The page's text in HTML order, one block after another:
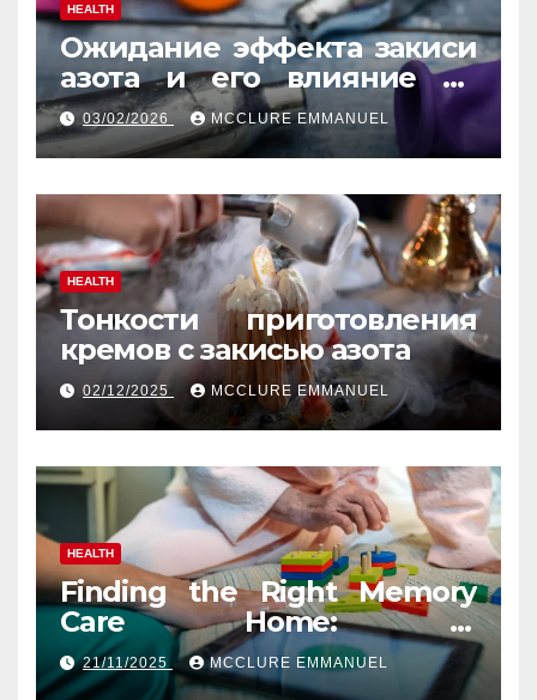
HEALTH
Ожидание эффекта закиси
азота и его влияние на
реакцию
03/02/2026 MCCLURE EMMANUEL
HEALTH
Тонкости приготовления
кремов с закисью азота
02/12/2025 MCCLURE EMMANUEL
HEALTH
Finding the Right Memory
Care Home: A
Comprehensive, Human
Guide
21/11/2025 MCCLURE EMMANUEL